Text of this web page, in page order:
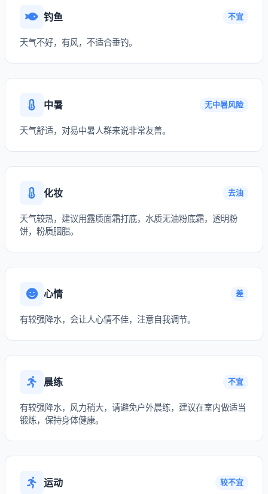
钓鱼 不宜
天气不好，有风，不适合垂钓。
中暑 无中暑风险
天气舒适，对易中暑人群来说非常友善。
化妆 去油
天气较热，建议用露质面霜打底，水质无油粉底霜，透明粉
饼，粉质胭脂。
心情 差
有较强降水，会让人心情不佳，注意自我调节。
晨练 不宜
有较强降水，风力稍大，请避免户外晨练，建议在室内做适当
锻炼，保持身体健康。
运动 较不宜